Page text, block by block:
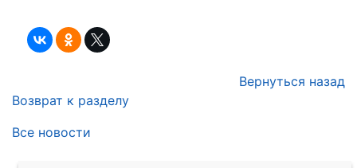
Вернуться назад
Возврат к разделу
Все новости